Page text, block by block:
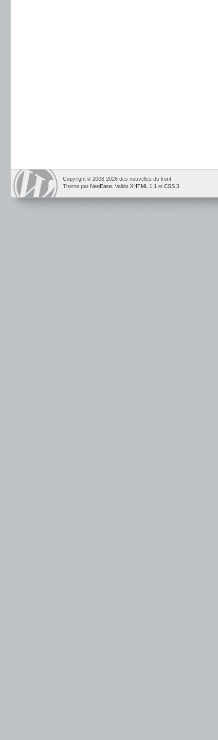
Copyright © 2008-2026 des nouvelles du front
Theme par NeoEase . Valide XHTML 1.1 et CSS 3